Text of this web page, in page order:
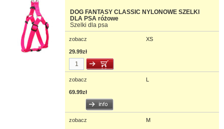
DOG FANTASY CLASSIC NYLONOWE SZELKI
DLA PSA różowe
Szelki dla psa
zobacz XS
29.99zł
zobacz L
69.99zł
zobacz M